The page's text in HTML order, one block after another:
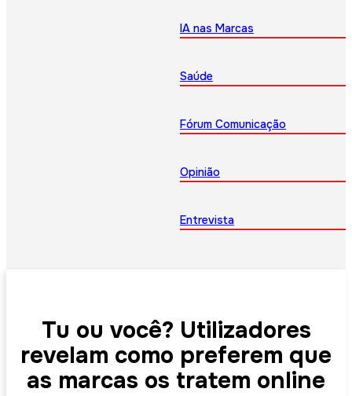
IA nas Marcas
Saúde
Fórum Comunicação
Opinião
Entrevista
Tu ou você? Utilizadores
revelam como preferem que
as marcas os tratem online